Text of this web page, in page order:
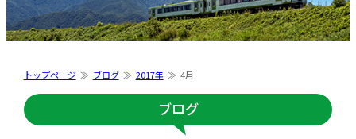
トップページ ブログ 2017年 4月
ブログ